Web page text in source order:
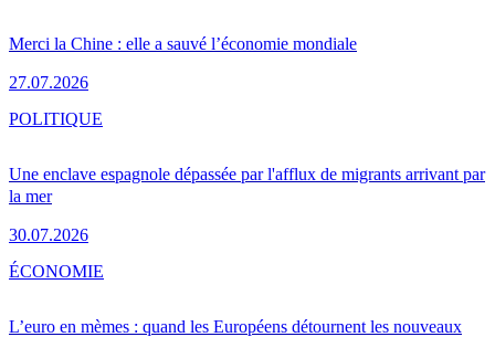
Merci la Chine : elle a sauvé l’économie mondiale
27.07.2026
Une enclave espagnole dépassée par l'afflux de migrants arrivant par
la mer
30.07.2026
POLITIQUE
L’euro en mèmes : quand les Européens détournent les nouveaux
ÉCONOMIE